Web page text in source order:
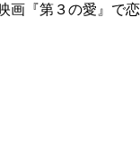
『第３の愛』で